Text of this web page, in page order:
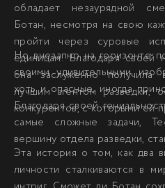
обладает незаурядной
Ботан, несмотря на свою
пройти через суровые
единицам. Благодаря своей
она заслуженно получила
лучшим агентом разведки,
конкурентов, с которыми ей
Но внезапно на горизонте
своими удивительными
хоть и опасные, иногда
Благодаря своей
самые сложные задачи,
вершину отдела разведки,
Эта история о том, как два
личности сталкиваются в